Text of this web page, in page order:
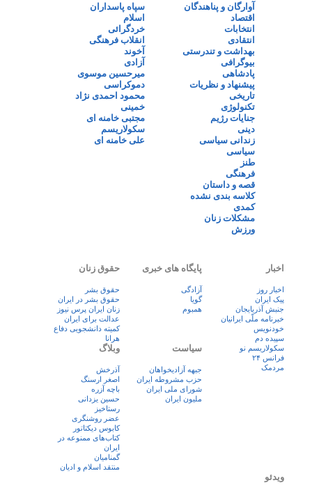
آوارگان و پناهندگان
اقتصاد
انتخابات
انتقادی
بهداشت و تندرستی
بیوگرافی
پادشاهی
پیشنهاد و نظریات
تاریخی
تکنولوژی
جنایات رژیم
دینی
زندانی سیاسی
سیاسی
طنز
فرهنگی
قصه و داستان
کلاسه بندی نشده
کمدی
مشکلات زنان
ورزش
سپاه پاسداران
اسلام
خردگرائی
انقلاب فرهنگی
آخوند
آزادی
میرحسین موسوی
دموکراسی
محمود احمدی نژاد
خمینی
مجتبی خامنه ای
سکولاریسم
علی خامنه ای
اخبار
اخبار روز
پيک ايران
جنبش آذربایجان
خبرنامه ملّی ایرانیان
خودنویس
سپیده دم
سکولاریسم نو
فرانس ۲۴
مردمک
پایگاه های خبری
آزادگی
گویا
همبوم
حقوق زنان
حقوق بشر
حقوق بشر در ایران
زنان ايران پرس نيوز
عدالت برای ایران
کمیته دانشجویی دفاع
هرانا
سیاست
جبهه آزادیخواهان
حزب مشروطه ایران
شورای ملی ایران
ملیون ایران
وبلاگ
آذرخش
اصغر ارسنگ
باچه آزره
حسین یزدانی
رستاخیز
عضر روشنگری
کابوس دیکتاتور
کتاب‌های ممنوعه در
ایران
گمنامیان
منتقد اسلام و ادیان
ویدئو